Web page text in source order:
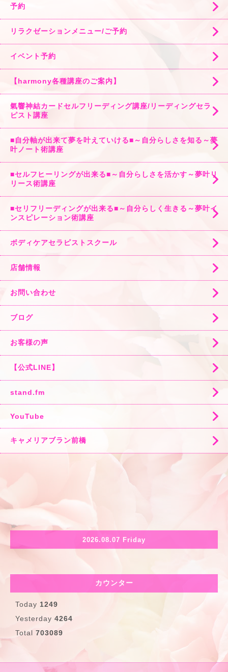
予約
リラクゼーションメニュー/ご予約
イベント予約
【harmony各種講座のご案内】
氣響神結カードセルフリーディング講座/リーディングセラ
ピスト講座
■自分軸が出来て夢を叶えていける■～自分らしさを知る～夢
叶ノート術講座
■セルフヒーリングが出来る■～自分らしさを活かす～夢叶リ
リース術講座
■セリフリーディングが出来る■～自分らしく生きる～夢叶イ
ンスピレーション術講座
ボディケアセラピストスクール
店舗情報
お問い合わせ
ブログ
お客様の声
【公式LINE】
stand.fm
YouTube
キャメリアブラン前橋
2026.08.07 Friday
カウンター
Today 1249
Yesterday 4264
Total 703089